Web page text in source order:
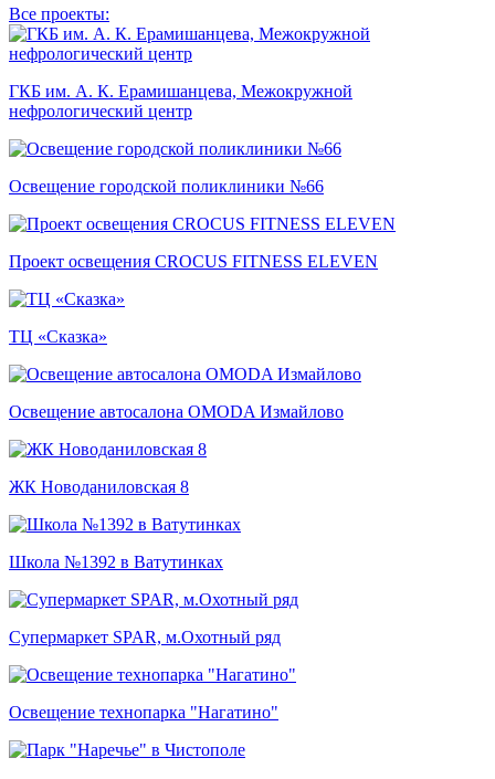
Все проекты:
ГКБ им. А. К. Ерамишанцева, Межокружной
нефрологический центр
Освещение городской поликлиники №66
Проект освещения CROCUS FITNESS ELEVEN
ТЦ «Сказка»
Освещение автосалона OMODA Измайлово
ЖК Новоданиловская 8
Школа №1392 в Ватутинках
Супермаркет SPAR, м.Охотный ряд
Освещение технопарка "Нагатино"